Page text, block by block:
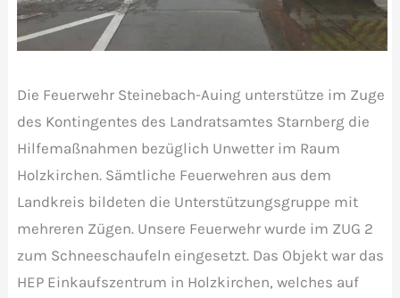
Die Feuerwehr Steinebach-Auing unterstütze im Zuge
des Kontingentes des Landratsamtes Starnberg die
Hilfemaßnahmen bezüglich Unwetter im Raum
Holzkirchen. Sämtliche Feuerwehren aus dem
Landkreis bildeten die Unterstützungsgruppe mit
mehreren Zügen. Unsere Feuerwehr wurde im ZUG 2
zum Schneeschaufeln eingesetzt. Das Objekt war das
HEP Einkaufszentrum in Holzkirchen, welches auf